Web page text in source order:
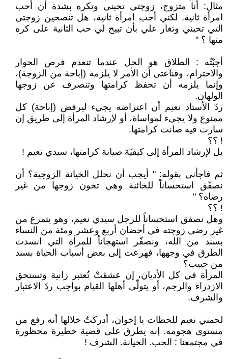
مثال: أنا متزوج، زوجتي تحبني وتكره بشدة أن أحب
امرأة ثانية. لكني أحب امرأة ثانية، هل تنصحين زوجتي
التي تحبني وتغار علي بأن تبيح لي حب الثانية على كره
منها ؟ "
أجبْتُه : الطلاق هو الحل عندما تنعدم فرص الحوار
والاحترام، وقناعتي أن الأمر لا يلزمه (إباحة من الزوجة)،
وإنما يلزمه أن تحفظ كرامتها وتنصرف عن زوجها
الولهان.
ردّ الأستاذ نعيم أن اعتراضه يجيء ليرفض (إباحة) كل
ممنوع ولا يجيء لمواساة، أو لإرشاد المرأة إلى طريق إن
سارت فيه صانت كرامتها.
! ؟؟
بل لإرشاد المرأة إلى كيفيّة صيانة كرامتها، سيدي نعيم !
ثم فاجأني بقوله: " أيجب أن نحلل الخيانة الزوجية؟ أن
نصفّق استحساناً للخائنة وهي تخون زوجها من غير
رضاه؟ "
! ؟؟
وهل نصفق استحساناً للرجل سيدي نعيم، وهو يتمرغ من
غير رضى زوجته في أحضان أربع وعشر ومئة من النساء
بسند من الله، ونصفّر استهجاناً للمرأة التي انسدت
الطرق في وجهها، فهرعت إلى بعض أسباب الحياة بسند
من حبيب؟
المرأة في كل الأديان، إن عشقتْ تُعتبر زانية وتستحق
الازدراء والرجم، أو يتولّى أهلها القيام بواجب ردّ الاعتبار
والشرف.
لجمني نعيم للحظات يا إخوان، أدركتُ خلالها أنه رفع من
مستوى هجومه. إنه يطرق على قضية خطيرة محظورة
في مجتمعنا : الحب. الخيانة. الشرف !